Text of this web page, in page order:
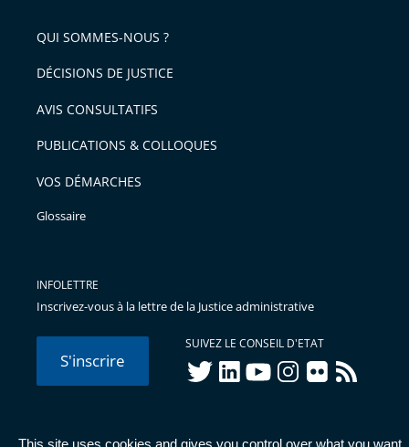
This site uses cookies and gives you control over what you want
l'article
pour
avant
QUI SOMMES-NOUS ?
DÉCISIONS DE JUSTICE
AVIS CONSULTATIFS
PUBLICATIONS & COLLOQUES
VOS DÉMARCHES
Glossaire
INFOLETTRE
Inscrivez-vous à la lettre de la Justice administrative
S'inscrire
SUIVEZ LE CONSEIL D'ETAT
twitterlinkedInyoutubeinstagram
flickr rss